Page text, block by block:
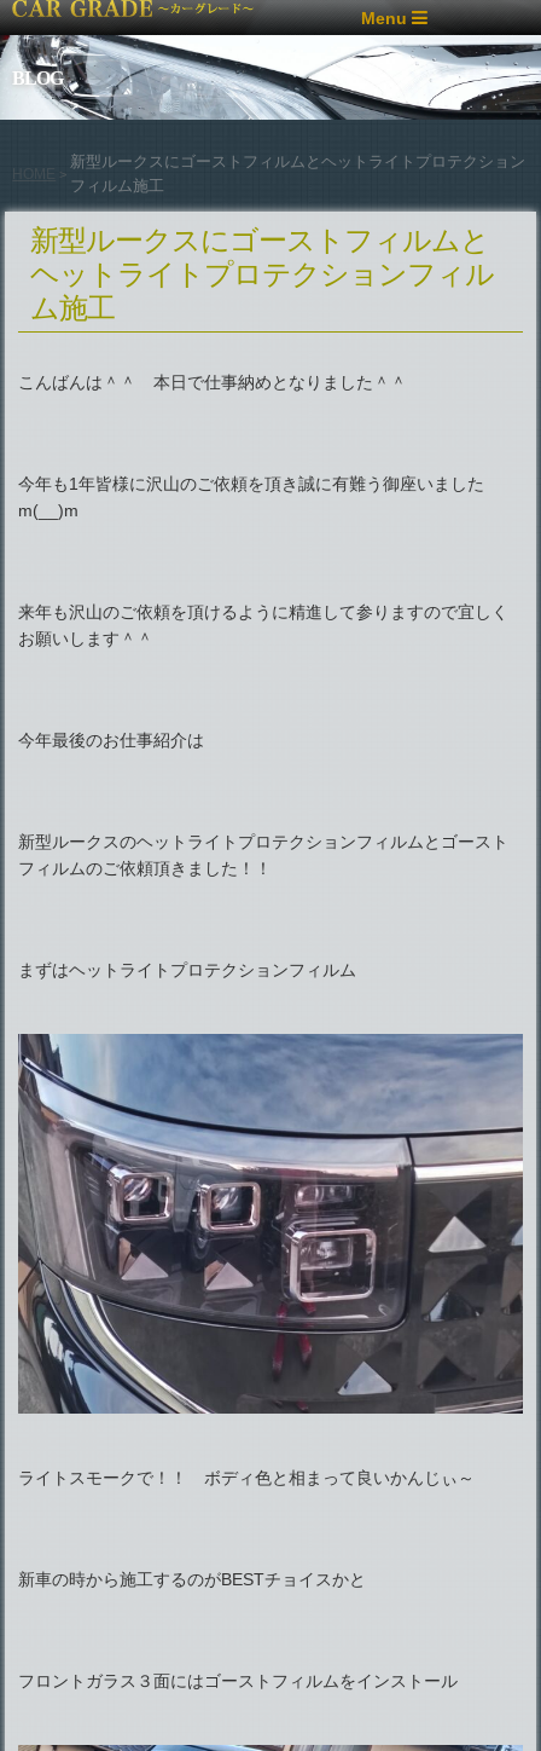
Menu
BLOG
HOME >
新型ルークスにゴーストフィルムとヘットライトプロテクション
フィルム施工
新型ルークスにゴーストフィルムと
ヘットライトプロテクションフィル
ム施工
こんばんは＾＾ 本日で仕事納めとなりました＾＾
今年も1年皆様に沢山のご依頼を頂き誠に有難う御座いました
m(__)m
来年も沢山のご依頼を頂けるように精進して参りますので宜しく
お願いします＾＾
今年最後のお仕事紹介は
新型ルークスのヘットライトプロテクションフィルムとゴースト
フィルムのご依頼頂きました！！
まずはヘットライトプロテクションフィルム
ライトスモークで！！ ボディ色と相まって良いかんじぃ～
新車の時から施工するのがBESTチョイスかと
フロントガラス３面にはゴーストフィルムをインストール